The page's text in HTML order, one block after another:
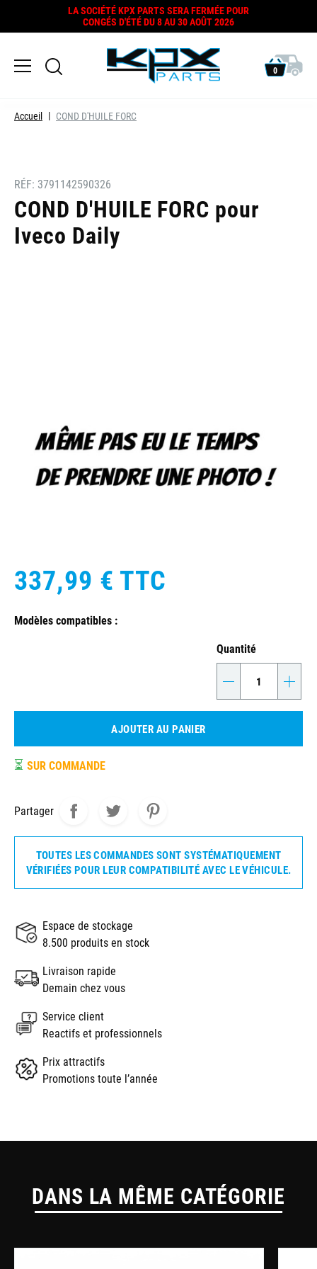
LA SOCIÉTÉ KPX PARTS SERA FERMÉE POUR
CONGÉS D'ÉTÉ DU 8 AU 30 AOÛT 2026
0
Accueil COND D'HUILE FORC
RÉF: 3791142590326
COND D'HUILE FORC pour
Iveco Daily
337,99 € TTC
Modèles compatibles :
Quantité
- +
AJOUTER AU PANIER
⏳ SUR COMMANDE
Partager
TOUTES LES COMMANDES SONT SYSTÉMATIQUEMENT
VÉRIFIÉES POUR LEUR COMPATIBILITÉ AVEC LE VÉHICULE.
Espace de stockage
8.500 produits en stock
Livraison rapide
Demain chez vous
Service client
Reactifs et professionnels
Prix attractifs
Promotions toute l’année
DANS LA MÊME CATÉGORIE